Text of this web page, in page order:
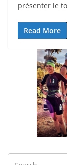
présenter le
Read More